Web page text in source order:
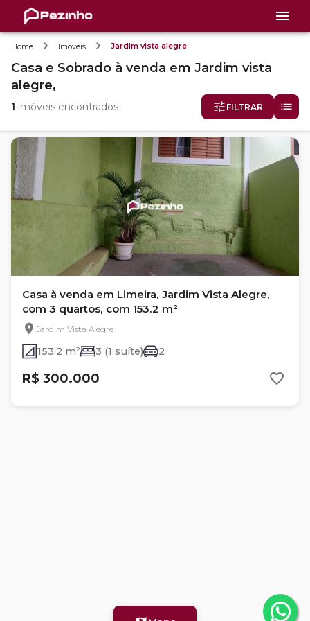
Home Imóveis Jardim vista alegre
Casa e Sobrado à venda em Jardim vista
alegre,
1 imóveis encontrados FILTRAR
Casa à venda em Limeira, Jardim Vista Alegre,
com 3 quartos, com 153.2 m²
Jardim Vista Alegre
153.2 m² 3 (1 suíte) 2
R$ 300.000